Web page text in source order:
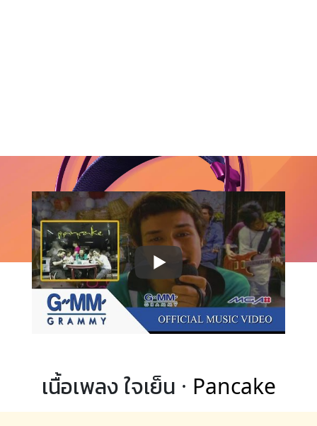
เนื้อเพลง ใจเย็น · Pancake